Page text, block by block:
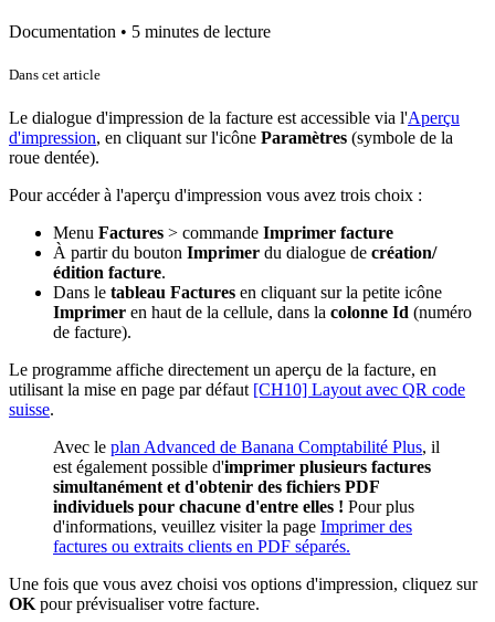
Documentation • 5 minutes de lecture
Dans cet article
Le dialogue d'impression de la facture est accessible via l'Aperçu
d'impression, en cliquant sur l'icône Paramètres (symbole de la
roue dentée).
Pour accéder à l'aperçu d'impression vous avez trois choix :
Menu Factures > commande Imprimer facture
À partir du bouton Imprimer du dialogue de création/
édition facture.
Dans le tableau Factures en cliquant sur la petite icône
Imprimer en haut de la cellule, dans la colonne Id (numéro
de facture).
Le programme affiche directement un aperçu de la facture, en
utilisant la mise en page par défaut [CH10] Layout avec QR code
suisse.
Avec le plan Advanced de Banana Comptabilité Plus, il
est également possible d'imprimer plusieurs factures
simultanément et d'obtenir des fichiers PDF
individuels pour chacune d'entre elles ! Pour plus
d'informations, veuillez visiter la page Imprimer des
factures ou extraits clients en PDF séparés.
Une fois que vous avez choisi vos options d'impression, cliquez sur
OK pour prévisualiser votre facture.